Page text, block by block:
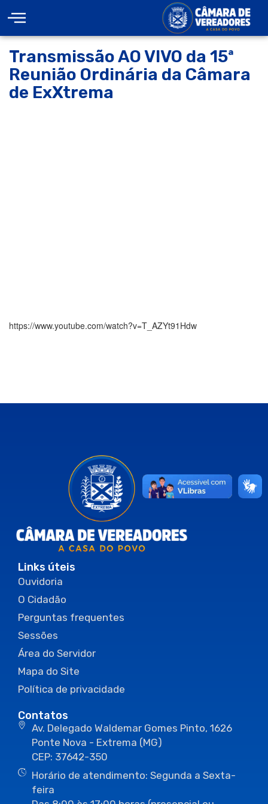
Transmissão AO VIVO da 15ª
Reunião Ordinária da Câmara
de ExXtrema
https://www.youtube.com/watch?v=T_AZYt91Hdw
Links úteis
Ouvidoria
O Cidadão
Perguntas frequentes
Sessões
Área do Servidor
Mapa do Site
Política de privacidade
Contatos
Av. Delegado Waldemar Gomes Pinto, 1626
Ponte Nova - Extrema (MG)
CEP: 37642-350
Horário de atendimento: Segunda a Sexta-
feira